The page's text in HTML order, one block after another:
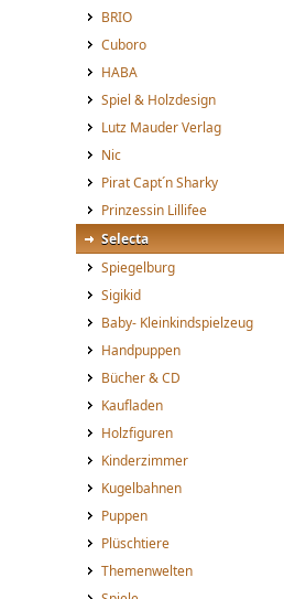
BRIO
Cuboro
HABA
Spiel & Holzdesign
Lutz Mauder Verlag
Nic
Pirat Capt´n Sharky
Prinzessin Lillifee
Selecta
Spiegelburg
Sigikid
Baby- Kleinkindspielzeug
Handpuppen
Bücher & CD
Kaufladen
Holzfiguren
Kinderzimmer
Kugelbahnen
Puppen
Plüschtiere
Themenwelten